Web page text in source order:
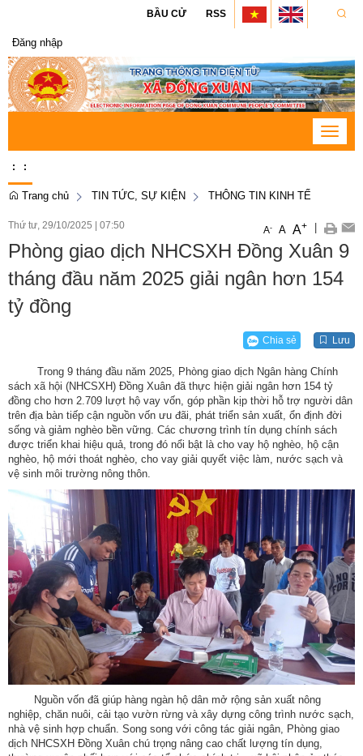
BẦU CỬ RSS
Đăng nhập
Toggle
: :
Trang chủ TIN TỨC, SỰ KIỆN THÔNG TIN KINH TẾ
Thứ tư, 29/10/2025 07:50 A- A A+
Phòng giao dịch NHCSXH Đồng Xuân 9
tháng đầu năm 2025 giải ngân hơn 154
tỷ đồng
Chia sẻ Lưu
Trong 9 tháng đầu năm 2025, Phòng giao dịch Ngân hàng Chính
sách xã hội (NHCSXH) Đồng Xuân đã thực hiện giải ngân hơn 154 tỷ
đồng cho hơn 2.709 lượt hộ vay vốn, góp phần kịp thời hỗ trợ người dân
trên địa bàn tiếp cận nguồn vốn ưu đãi, phát triển sản xuất, ổn định đời
sống và giảm nghèo bền vững. Các chương trình tín dụng chính sách
được triển khai hiệu quả, trong đó nổi bật là cho vay hộ nghèo, hộ cận
nghèo, hộ mới thoát nghèo, cho vay giải quyết việc làm, nước sạch và
vệ sinh môi trường nông thôn.
Nguồn vốn đã giúp hàng ngàn hộ dân mở rộng sản xuất nông
nghiệp, chăn nuôi, cải tạo vườn rừng và xây dựng công trình nước sạch,
nhà vệ sinh hợp chuẩn. Song song với công tác giải ngân, Phòng giao
dịch NHCSXH Đồng Xuân chú trọng nâng cao chất lượng tín dụng,